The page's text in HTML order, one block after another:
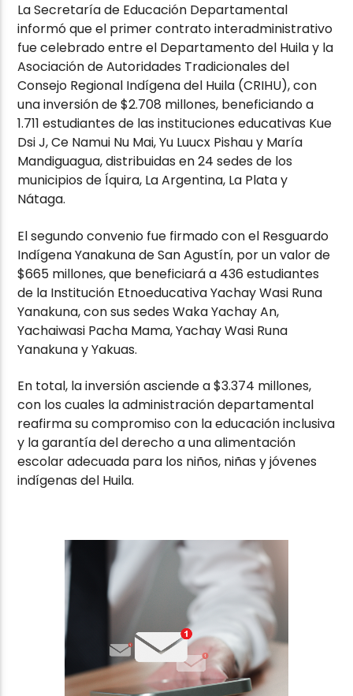
La Secretaría de Educación Departamental
informó que el primer contrato interadministrativo
fue celebrado entre el Departamento del Huila y la
Asociación de Autoridades Tradicionales del
Consejo Regional Indígena del Huila (CRIHU), con
una inversión de $2.708 millones, beneficiando a
1.711 estudiantes de las instituciones educativas Kue
Dsi J, Ce Namui Nu Mai, Yu Luucx Pishau y María
Mandiguagua, distribuidas en 24 sedes de los
municipios de Íquira, La Argentina, La Plata y
Nátaga.
El segundo convenio fue firmado con el Resguardo
Indígena Yanakuna de San Agustín, por un valor de
$665 millones, que beneficiará a 436 estudiantes
de la Institución Etnoeducativa Yachay Wasi Runa
Yanakuna, con sus sedes Waka Yachay An,
Yachaiwasi Pacha Mama, Yachay Wasi Runa
Yanakuna y Yakuas.
En total, la inversión asciende a $3.374 millones,
con los cuales la administración departamental
reafirma su compromiso con la educación inclusiva
y la garantía del derecho a una alimentación
escolar adecuada para los niños, niñas y jóvenes
indígenas del Huila.